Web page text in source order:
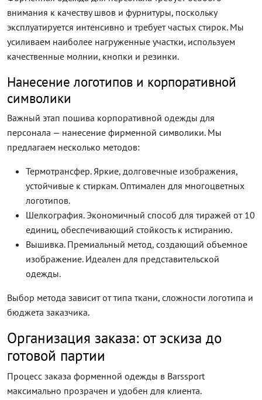
внимания к качеству швов и фурнитуры, поскольку
эксплуатируется интенсивно и требует частых стирок. Мы
усиливаем наиболее нагруженные участки, используем
качественные молнии, кнопки и резинки.
Нанесение логотипов и корпоративной
символики
Важный этап пошива корпоративной одежды для
персонала — нанесение фирменной символики. Мы
предлагаем несколько методов:
Термотрансфер. Яркие, долговечные изображения,
устойчивые к стиркам. Оптимален для многоцветных
логотипов.
Шелкография. Экономичный способ для тиражей от 10
единиц, обеспечивающий стойкость к истиранию.
Вышивка. Премиальный метод, создающий объемное
изображение. Идеален для представительской
одежды.
Выбор метода зависит от типа ткани, сложности логотипа и
бюджета заказчика.
Организация заказа: от эскиза до
готовой партии
Процесс заказа форменной одежды в Barssport
максимально прозрачен и удобен для клиента.